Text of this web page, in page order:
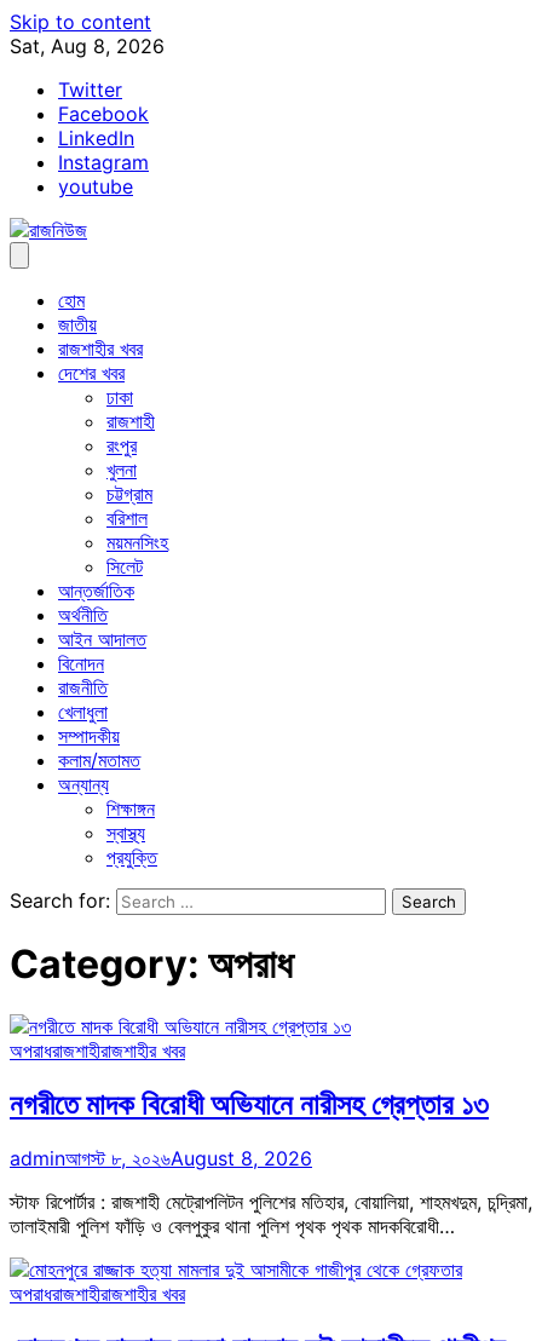
Skip to content
Sat, Aug 8, 2026
Twitter
Facebook
LinkedIn
Instagram
youtube
হোম
জাতীয়
রাজশাহীর খবর
দেশের খবর
ঢাকা
রাজশাহী
রংপুর
খুলনা
চট্টগ্রাম
বরিশাল
ময়মনসিংহ
সিলেট
আন্তর্জাতিক
অর্থনীতি
আইন আদালত
বিনোদন
রাজনীতি
খেলাধুলা
সম্পাদকীয়
কলাম/মতামত
অন্যান্য
শিক্ষাঙ্গন
স্বাস্থ্য
প্রযুক্তি
Search for:
Category: অপরাধ
অপরাধরাজশাহীরাজশাহীর খবর
নগরীতে মাদক বিরোধী অভিযানে নারীসহ গ্রেপ্তার ১৩
adminআগস্ট ৮, ২০২৬August 8, 2026
স্টাফ রিপোর্টার : রাজশাহী মেট্রোপলিটন পুলিশের মতিহার, বোয়ালিয়া, শাহমখদুম, চন্দ্রিমা,
তালাইমারী পুলিশ ফাঁড়ি ও বেলপুকুর থানা পুলিশ পৃথক পৃথক মাদকবিরোধী…
অপরাধরাজশাহীরাজশাহীর খবর